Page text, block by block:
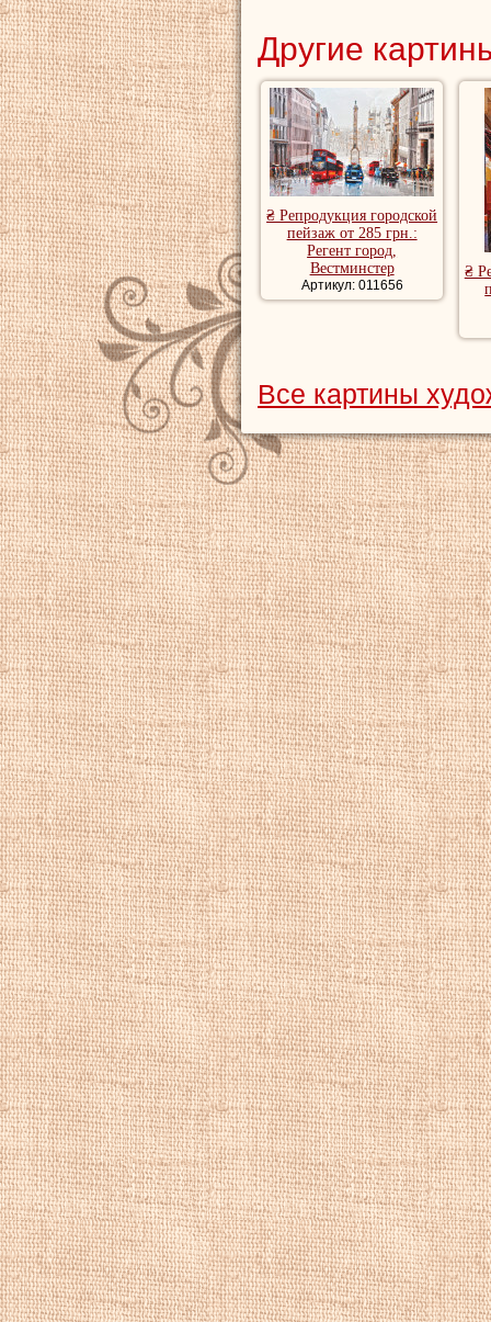
Другие
₴ Репродукция городской
пейзаж от 285 грн.:
Регент город,
Вестминстер
Артикул: 011656
₴
Все картины